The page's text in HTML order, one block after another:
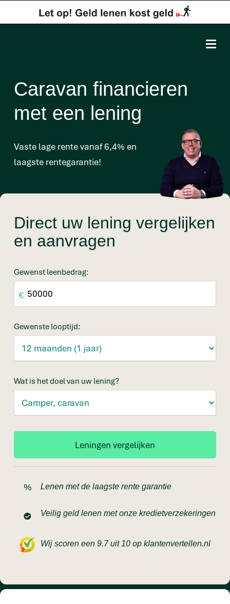
Caravan financieren
met een lening
Vaste lage rente vanaf 6,4% en
laagste rentegarantie!
Direct uw lening vergelijken
en aanvragen
Gewenst leenbedrag:
€
Gewenste looptijd:
Wat is het doel van uw lening?
Lenen met de laagste rente garantie
Veilig geld lenen met onze kredietverzekeringen
Wij scoren een 9.7 uit 10 op klantenvertellen.nl